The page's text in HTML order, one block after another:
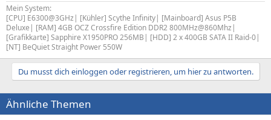
Mein System:
[CPU] E6300@3GHz| [Kühler] Scythe Infinity| [Mainboard] Asus P5B
Deluxe| [RAM] 4GB OCZ Crossfire Edition DDR2 800MHz@860Mhz|
[Grafikkarte] Sapphire X1950PRO 256MB| [HDD] 2 x 400GB SATA II Raid-0|
[NT] BeQuiet Straight Power 550W
Du musst dich einloggen oder registrieren, um hier zu antworten.
Ähnliche Themen